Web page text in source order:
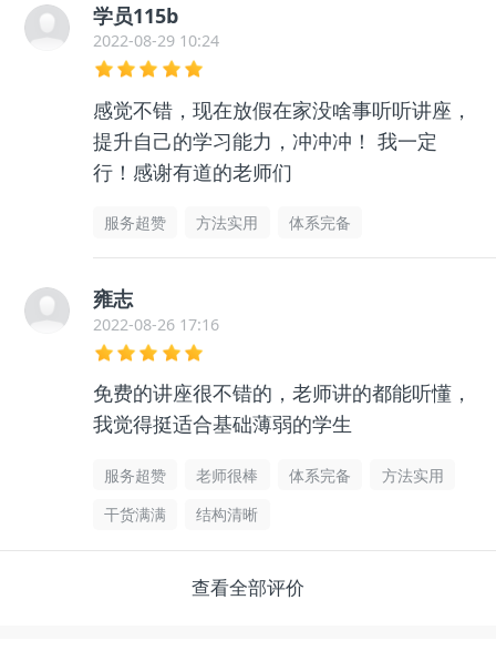
学员115b
2022-08-29 10:24
感觉不错，现在放假在家没啥事听听讲座，
提升自己的学习能力，冲冲冲！ 我一定
行！感谢有道的老师们
服务超赞 方法实用 体系完备
雍志
2022-08-26 17:16
免费的讲座很不错的，老师讲的都能听懂，
我觉得挺适合基础薄弱的学生
服务超赞 老师很棒 体系完备
方法实用
干货满满
结构清晰
查看全部评价